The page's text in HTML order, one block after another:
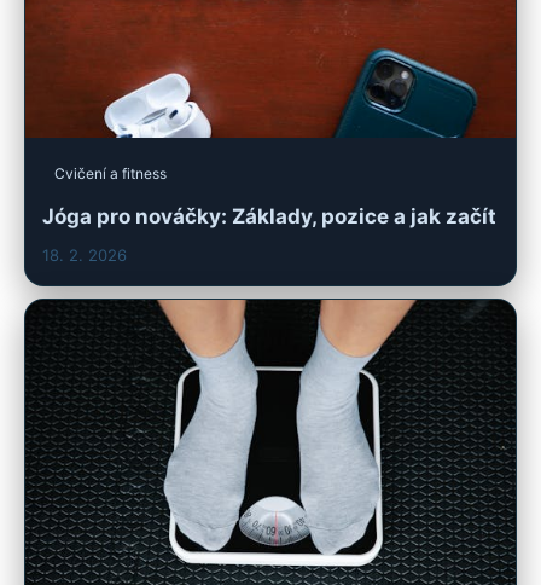
Cvičení a fitness
Jóga pro nováčky: Základy, pozice a jak začít
18. 2. 2026